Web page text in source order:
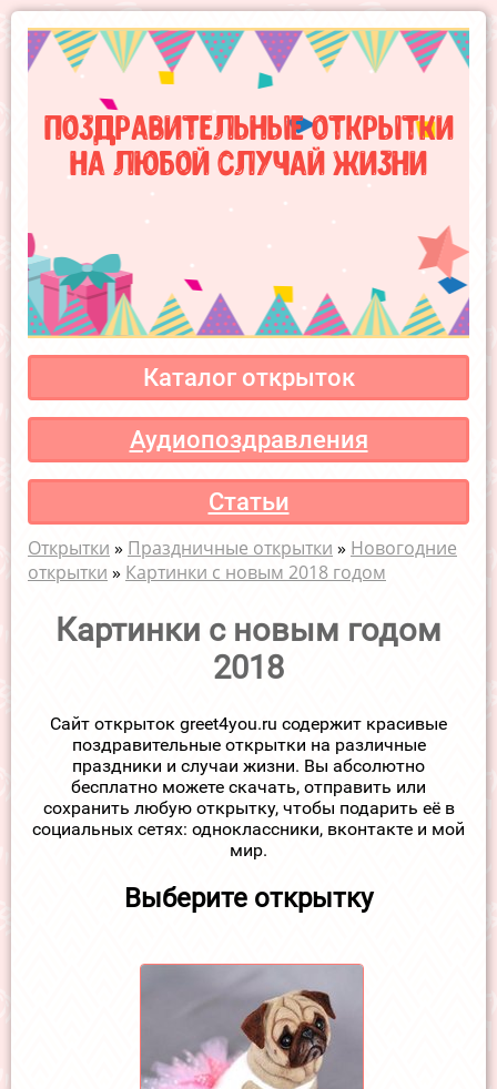
Поздравительные открытки
на любой случай жизни
Каталог открыток
Аудиопоздравления
Статьи
Открытки » Праздничные открытки » Новогодние
открытки » Картинки с новым 2018 годом
Картинки с новым годом
2018
Сайт открыток greet4you.ru содержит красивые
поздравительные открытки на различные
праздники и случаи жизни. Вы абсолютно
бесплатно можете скачать, отправить или
сохранить любую открытку, чтобы подарить её в
социальных сетях: одноклассники, вконтакте и мой
мир.
Выберите открытку